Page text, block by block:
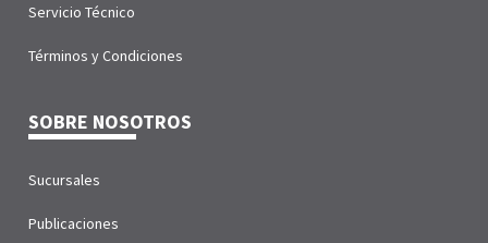
Servicio Técnico
Términos y Condiciones
SOBRE NOSOTROS
Sucursales
Publicaciones